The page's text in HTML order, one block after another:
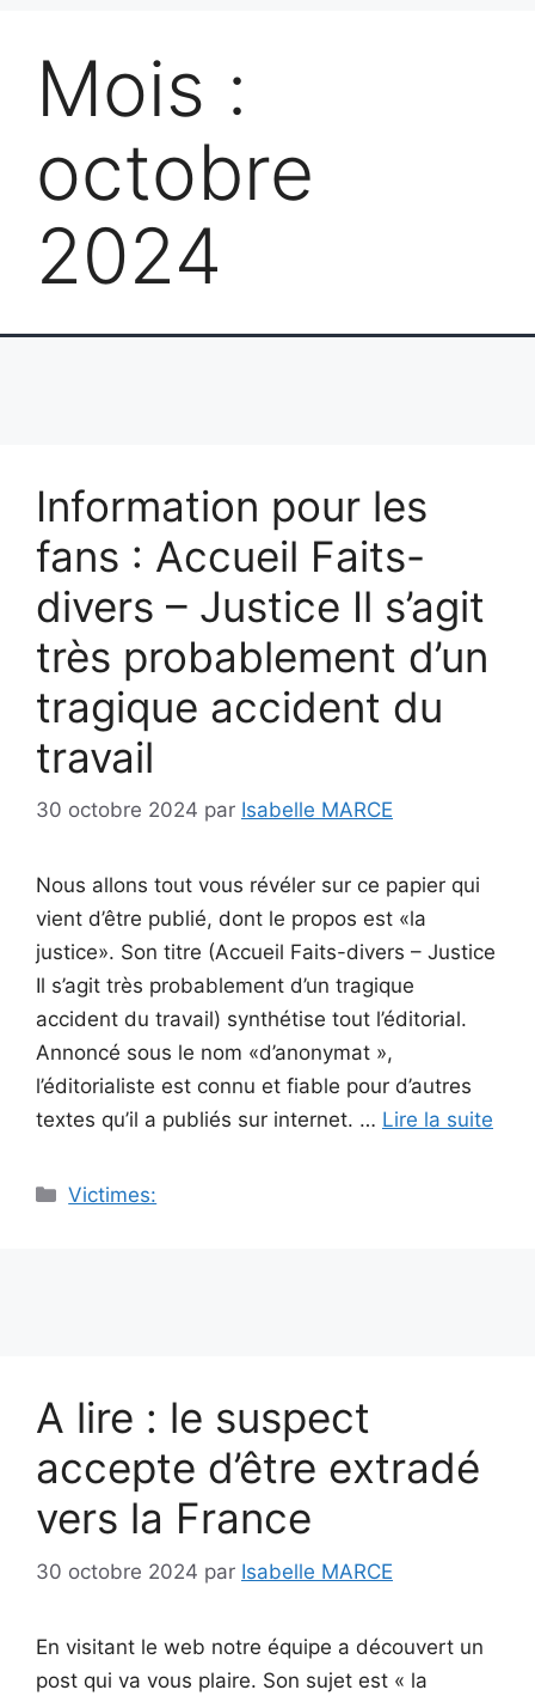
Mois :
octobre
2024
Information pour les
fans : Accueil Faits-
divers – Justice Il s’agit
très probablement d’un
tragique accident du
travail
30 octobre 2024 par Isabelle MARCE
Nous allons tout vous révéler sur ce papier qui
vient d’être publié, dont le propos est «la
justice». Son titre (Accueil Faits-divers – Justice
Il s’agit très probablement d’un tragique
accident du travail) synthétise tout l’éditorial.
Annoncé sous le nom «d’anonymat »,
l’éditorialiste est connu et fiable pour d’autres
textes qu’il a publiés sur internet. … Lire la suite
Catégories
Victimes:
A lire : le suspect
accepte d’être extradé
vers la France
30 octobre 2024 par Isabelle MARCE
En visitant le web notre équipe a découvert un
post qui va vous plaire. Son sujet est « la